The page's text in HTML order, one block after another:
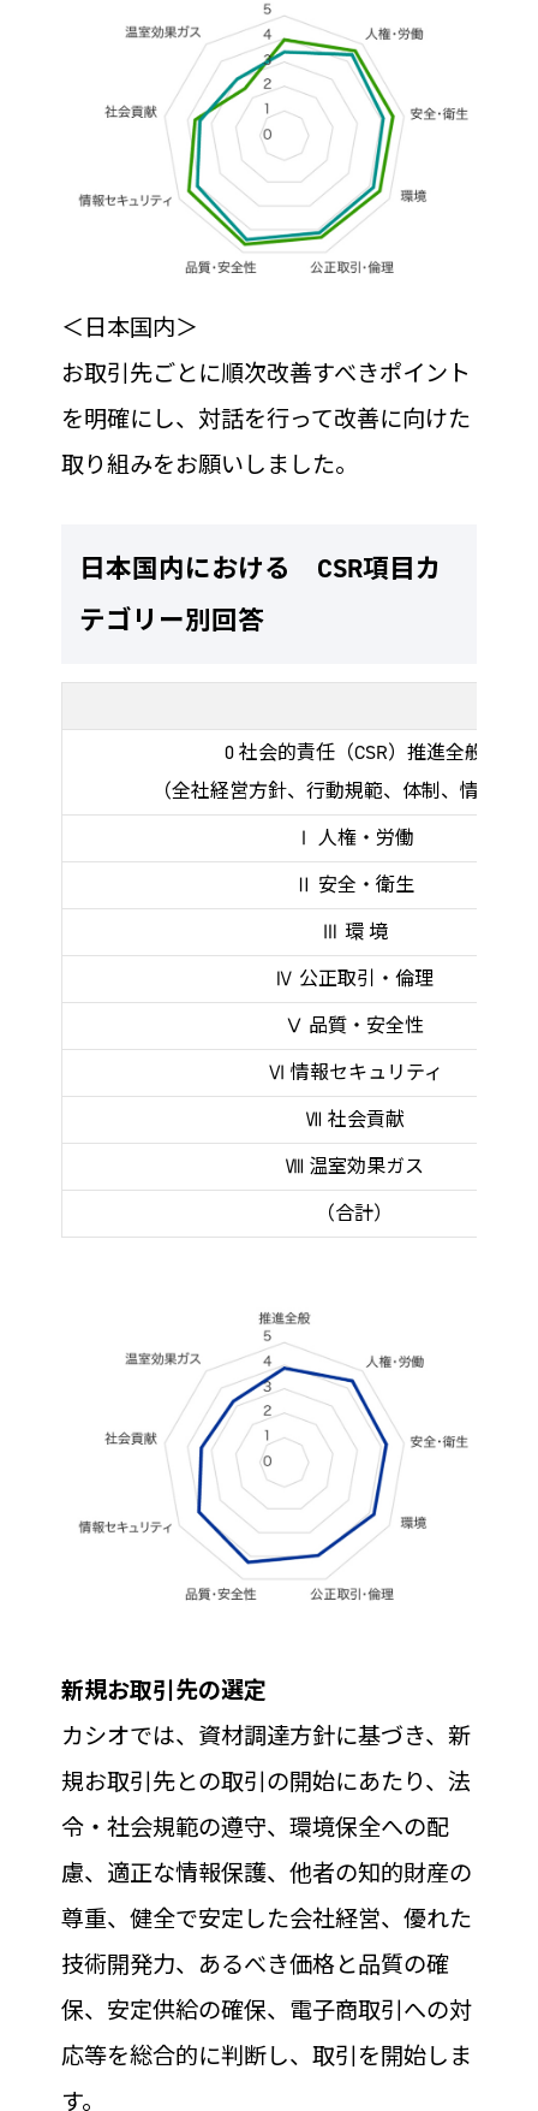
＜日本国内＞
お取引先ごとに順次改善すべきポイント
を明確にし、対話を行って改善に向けた
取り組みをお願いしました。
日本国内における CSR項目カ
テゴリー別回答
0 社会的責任（CSR）推進全般
（全社経営方針、行動規範、体制、情報公
Ⅰ 人権・労働
Ⅱ 安全・衛生
Ⅲ 環 境
Ⅳ 公正取引・倫理
Ⅴ 品質・安全性
Ⅵ 情報セキュリティ
Ⅶ 社会貢献
Ⅷ 温室効果ガス
（合計）
新規お取引先の選定
カシオでは、資材調達方針に基づき、新
規お取引先との取引の開始にあたり、法
令・社会規範の遵守、環境保全への配
慮、適正な情報保護、他者の知的財産の
尊重、健全で安定した会社経営、優れた
技術開発力、あるべき価格と品質の確
保、安定供給の確保、電子商取引への対
応等を総合的に判断し、取引を開始しま
す。